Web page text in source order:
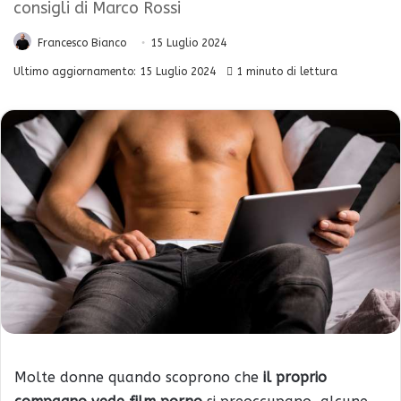
consigli di Marco Rossi
Francesco Bianco 15 Luglio 2024
Ultimo aggiornamento: 15 Luglio 2024 1 minuto di lettura
Molte donne quando scoprono che il proprio